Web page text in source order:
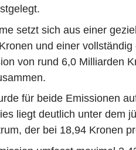
setzt sich aus einer
und einer vollständig
von rund 6,0 Milliarden
für beide Emissionen
liegt deutlich unter dem
der bei 18,94 Kronen